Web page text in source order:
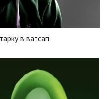
в ватсап